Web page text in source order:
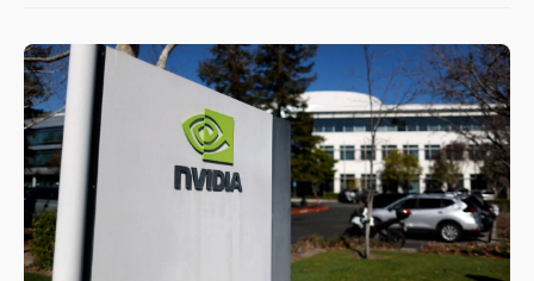
暑假過三周才推「E宿新北打卡趣」！抽獎程序複雜 觀
旅局回應了
中信慈善基金會想增加董事人數！辜仲諒向法院聲請遭
駁 理由曝光
故宮《龍藏經》特展第2檔！今線上預約開賣一度塞車
周六起展出延長至晚上7時